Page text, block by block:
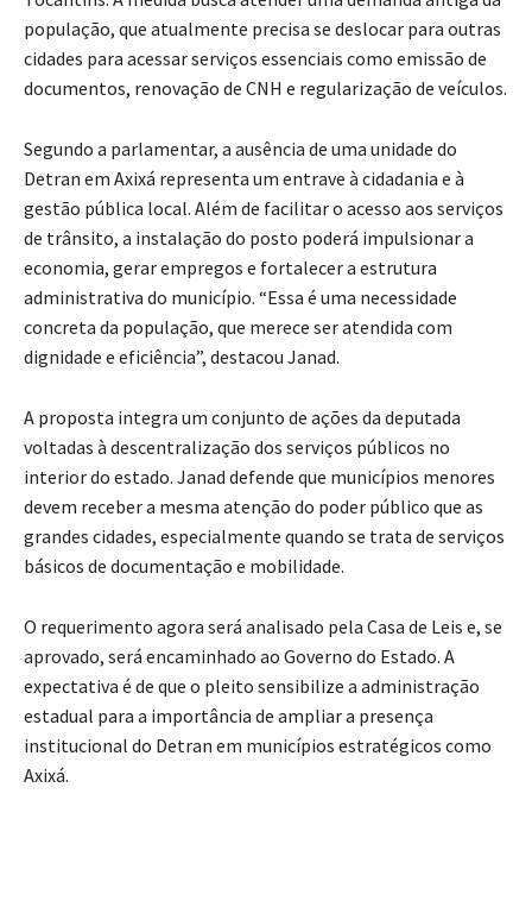
população, que atualmente precisa se deslocar para outras
cidades para acessar serviços essenciais como emissão de
documentos, renovação de CNH e regularização de veículos.
Segundo a parlamentar, a ausência de uma unidade do
Detran em Axixá representa um entrave à cidadania e à
gestão pública local. Além de facilitar o acesso aos serviços
de trânsito, a instalação do posto poderá impulsionar a
economia, gerar empregos e fortalecer a estrutura
administrativa do município. “Essa é uma necessidade
concreta da população, que merece ser atendida com
dignidade e eficiência”, destacou Janad.
A proposta integra um conjunto de ações da deputada
voltadas à descentralização dos serviços públicos no
interior do estado. Janad defende que municípios menores
devem receber a mesma atenção do poder público que as
grandes cidades, especialmente quando se trata de serviços
básicos de documentação e mobilidade.
O requerimento agora será analisado pela Casa de Leis e, se
aprovado, será encaminhado ao Governo do Estado. A
expectativa é de que o pleito sensibilize a administração
estadual para a importância de ampliar a presença
institucional do Detran em municípios estratégicos como
Axixá.